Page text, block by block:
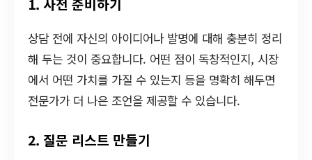
1. 사전 준비하기
상담 전에 자신의 아이디어나 발명에 대해 충분히 정리
해 두는 것이 중요합니다. 어떤 점이 독창적인지, 시장
에서 어떤 가치를 가질 수 있는지 등을 명확히 해두면
전문가가 더 나은 조언을 제공할 수 있습니다.
2. 질문 리스트 만들기